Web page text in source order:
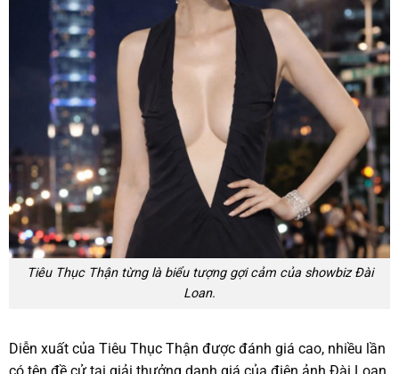
Tiêu Thục Thận từng là biểu tượng gợi cảm của showbiz Đài
Loan.
Diễn xuất của Tiêu Thục Thận được đánh giá cao, nhiều lần